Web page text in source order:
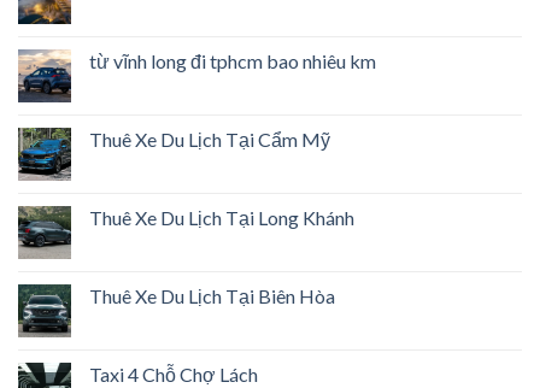
từ vĩnh long đi tphcm bao nhiêu km
Thuê Xe Du Lịch Tại Cẩm Mỹ
Thuê Xe Du Lịch Tại Long Khánh
Thuê Xe Du Lịch Tại Biên Hòa
Taxi 4 Chỗ Chợ Lách